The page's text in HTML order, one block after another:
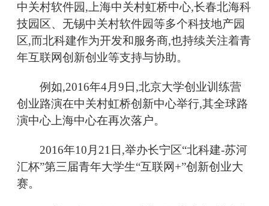
中关村软件园,上海中关村虹桥中心,长春北海科
技园区、无锡中关村软件园等多个科技地产园
区,而北科建作为开发和服务商,也持续关注着青
年互联网创新创业等支持与协助。
例如,2016年4月9日,北京大学创业训练营
创业路演在中关村虹桥创新中心举行,其全球路
演中心上海中心在再次落户。
2016年10月21日,举办长宁区“北科建-苏河
汇杯”第三届青年大学生“互联网+”创新创业大
赛。